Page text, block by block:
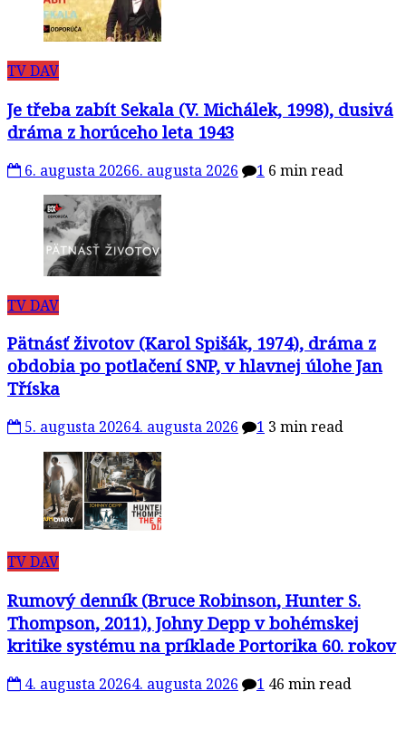
TV DAV
Je třeba zabít Sekala (V. Michálek, 1998), dusivá
dráma z horúceho leta 1943
6. augusta 20266. augusta 2026 1 6 min read
TV DAV
Pätnásť životov (Karol Spišák, 1974), dráma z
obdobia po potlačení SNP, v hlavnej úlohe Jan
Tříska
5. augusta 20264. augusta 2026 1 3 min read
TV DAV
Rumový denník (Bruce Robinson, Hunter S.
Thompson, 2011), Johny Depp v bohémskej
kritike systému na príklade Portorika 60. rokov
4. augusta 20264. augusta 2026 1 46 min read